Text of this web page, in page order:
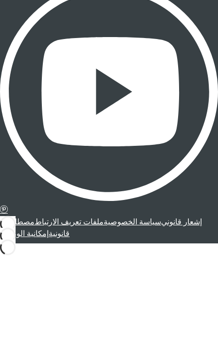
إشعار قانونيسياسة الخصوصيةملفات تعريف الارتباطمصطلحات
قانونية إمكانية الوصول